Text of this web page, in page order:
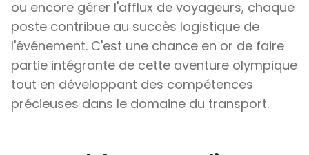
ou encore gérer l'afflux de voyageurs, chaque
poste contribue au succès logistique de
l'événement. C'est une chance en or de faire
partie intégrante de cette aventure olympique
tout en développant des compétences
précieuses dans le domaine du transport.